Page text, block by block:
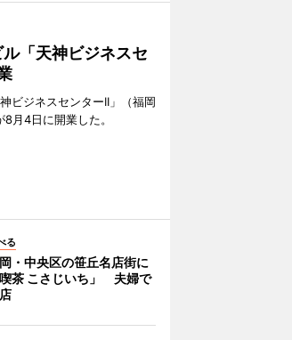
「天神ビジネスセ
ビジネスセンターII」（福岡
月4日に開業した。
る
・中央区の笹丘名店街に
喫茶 こさじいち」 夫婦で